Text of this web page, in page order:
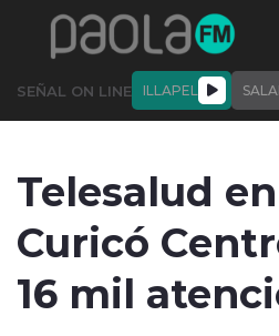
Click acá para ir directamente
SEÑAL ON LINE ILLAPEL
Telesalud
Curicó
16 mil